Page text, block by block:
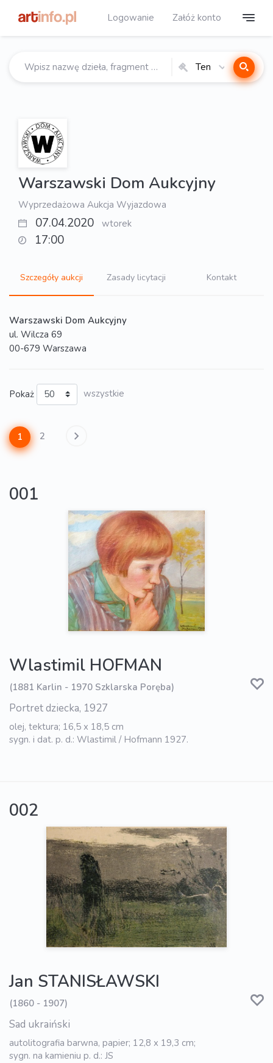
Logowanie Załóż konto
Ten
Warszawski Dom Aukcyjny
Wyprzedażowa Aukcja Wyjazdowa
07.04.2020 wtorek
17:00
Szczegóły aukcji Zasady licytacji Kontakt
Warszawski Dom Aukcyjny
ul. Wilcza 69
00-679 Warszawa
Pokaż wszystkie
1 2
001
Wlastimil HOFMAN
(1881 Karlin - 1970 Szklarska Poręba)
Portret dziecka, 1927
olej, tektura; 16,5 x 18,5 cm
sygn. i dat. p. d.: Wlastimil / Hofmann 1927.
002
Jan STANISŁAWSKI
(1860 - 1907)
Sad ukraiński
autolitografia barwna, papier; 12,8 x 19,3 cm;
sygn. na kamieniu p. d.: JS